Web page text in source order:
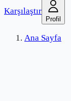
Karşılaştır
Profil
Ana Sayfa